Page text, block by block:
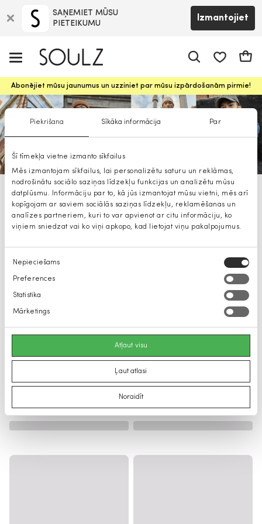
Piekrišana Sīkāka informācija Par
Šī tīmekļa vietne izmanto sīkfailus
Mēs izmantojam sīkfailus, lai personalizētu saturu un reklāmas,
nodrošinātu sociālo saziņas līdzekļu funkcijas un analizētu mūsu
datplūsmu. Informāciju par to, kā jūs izmantojat mūsu vietni, mēs arī
kopīgojam ar saviem sociālās saziņas līdzekļu, reklamēšanas un
analīzes partneriem, kuri to var apvienot ar citu informāciju, ko
viņiem sniedzat vai ko viņi apkopo, kad lietojat viņu pakalpojumus.
Piekrišanas
izvēle
Nepieciešams
Preferences
Statistika
Mārketings
Atļaut visu
Ļaut atlasi
Noraidīt
SAŅEMIET MŪSU
PIETEIKUMU
Izmantojiet
Abonējiet mūsu jaunumus un uzziniet par mūsu izpārdošanām pirmie!
Blend vīriešu t krekli